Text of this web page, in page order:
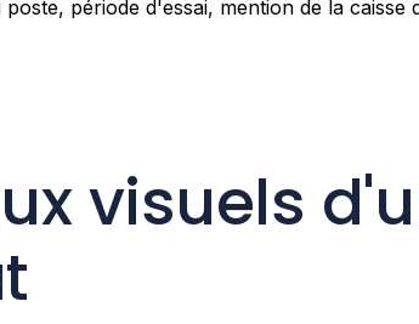
période d'essai, mention de la caisse
visuels